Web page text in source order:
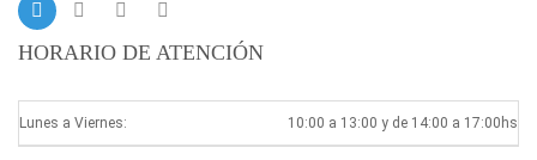
HORARIO DE ATENCIÓN
Lunes a Viernes: 10:00 a 13:00 y de 14:00 a 17:00hs